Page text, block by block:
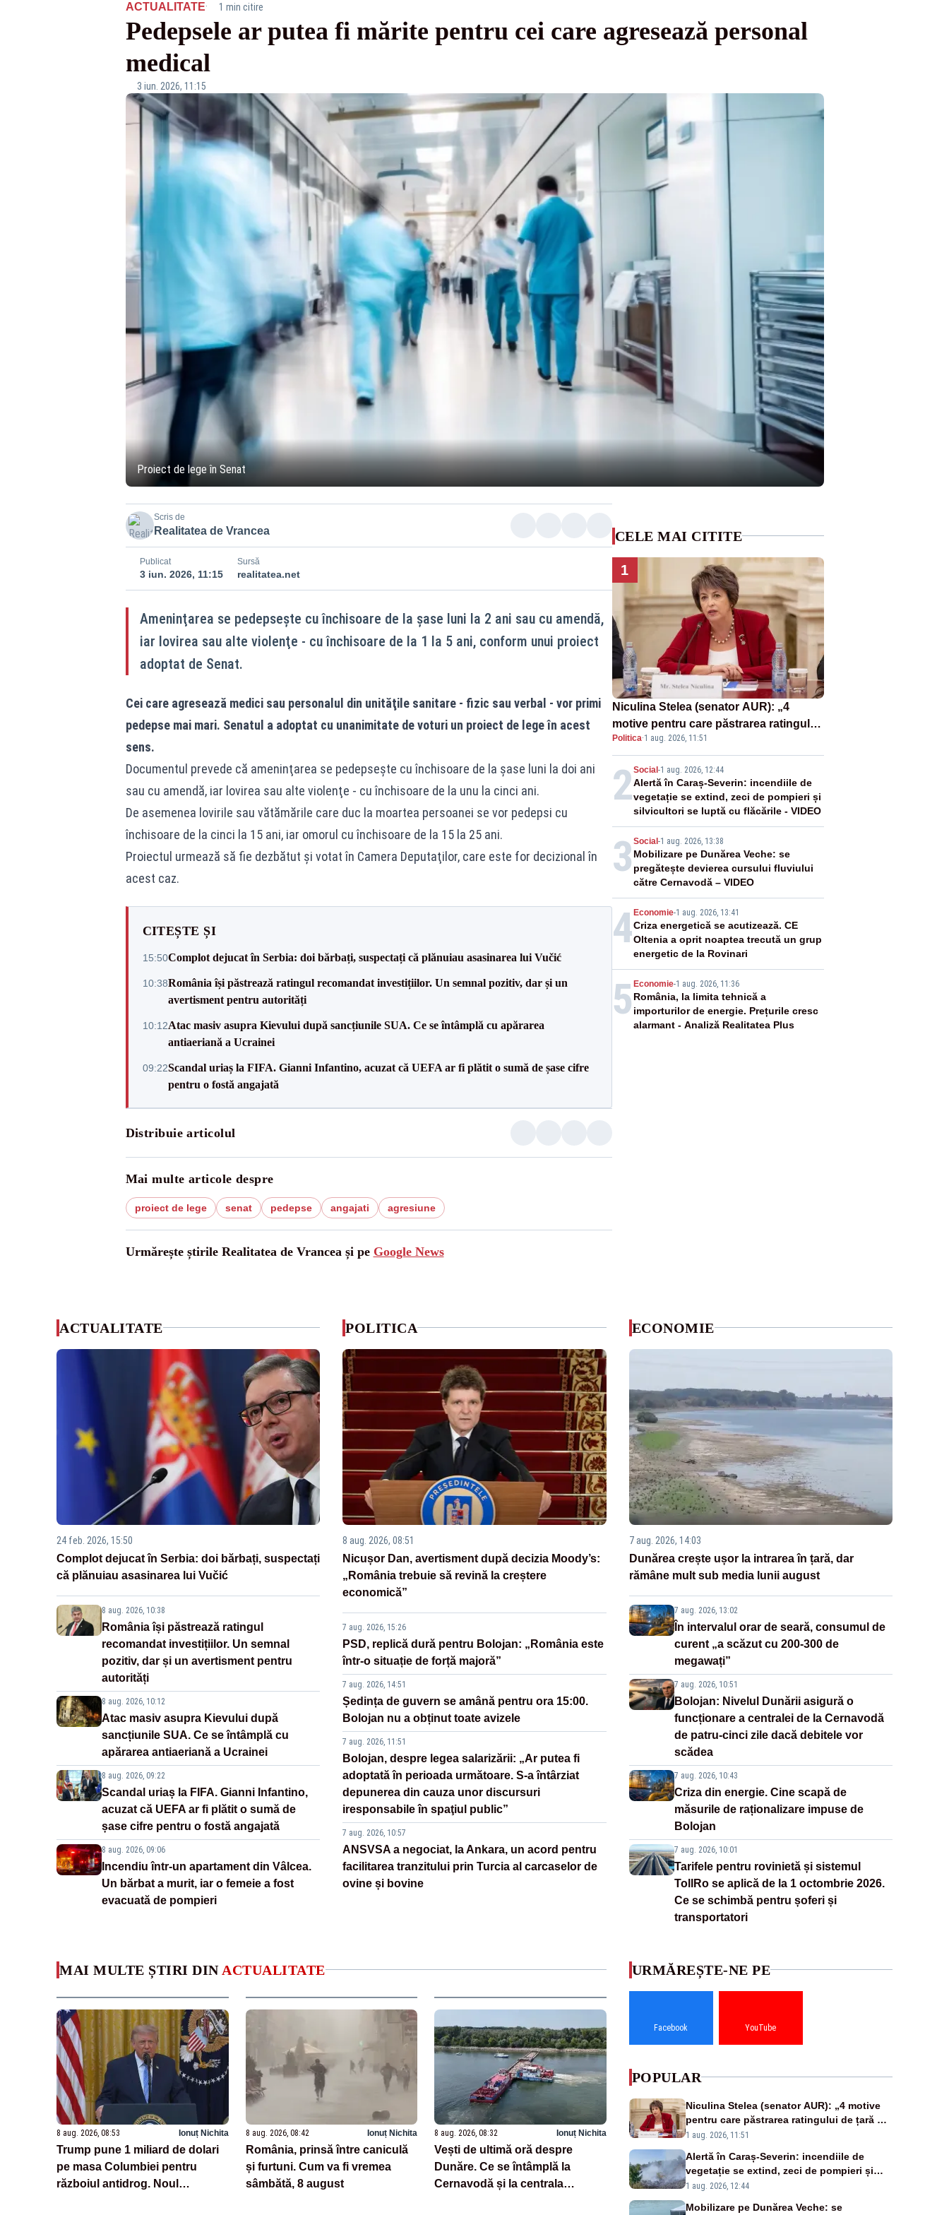
ACTUALITATE· 1 min citire
Pedepsele ar putea fi mărite pentru cei care agresează personal
medical
3 iun. 2026, 11:15
Proiect de lege în Senat
Scris de
Realitatea de Vrancea
Publicat
3 iun. 2026, 11:15
Sursă
realitatea.net
Ameninţarea se pedepseşte cu închisoare de la șase luni la 2 ani sau cu amendă,
iar lovirea sau alte violenţe - cu închisoare de la 1 la 5 ani, conform unui proiect
adoptat de Senat.
Cei care agresează medici sau personalul din unităţile sanitare - fizic sau verbal - vor primi
pedepse mai mari. Senatul a adoptat cu unanimitate de voturi un proiect de lege în acest
sens.
Documentul prevede că ameninţarea se pedepseşte cu închisoare de la șase luni la doi ani
sau cu amendă, iar lovirea sau alte violenţe - cu închisoare de la unu la cinci ani.
De asemenea lovirile sau vătămările care duc la moartea persoanei se vor pedepsi cu
închisoare de la cinci la 15 ani, iar omorul cu închisoare de la 15 la 25 ani.
Proiectul urmează să fie dezbătut şi votat în Camera Deputaţilor, care este for decizional în
acest caz.
CITEȘTE ȘI
15:50Complot dejucat în Serbia: doi bărbați, suspectați că plănuiau asasinarea lui Vučić
10:38România își păstrează ratingul recomandat investițiilor. Un semnal pozitiv, dar și un
avertisment pentru autorități
10:12Atac masiv asupra Kievului după sancțiunile SUA. Ce se întâmplă cu apărarea
antiaeriană a Ucrainei
09:22Scandal uriaș la FIFA. Gianni Infantino, acuzat că UEFA ar fi plătit o sumă de șase cifre
pentru o fostă angajată
Distribuie articolul
Mai multe articole despre
proiect de lege senat pedepse angajati agresiune
Urmărește știrile Realitatea de Vrancea și pe Google News
CELE MAI CITITE
1
Niculina Stelea (senator AUR): „4
motive pentru care păstrarea ratingului
de țară nu este o reușită pentru
Guvernul Bolojan”
Politica·1 aug. 2026, 11:51
2Social-1 aug. 2026, 12:44
Alertă în Caraș-Severin: incendiile de
vegetație se extind, zeci de pompieri și
silvicultori se luptă cu flăcările - VIDEO
3 Social-1 aug. 2026, 13:38
Mobilizare pe Dunărea Veche: se
pregătește devierea cursului fluviului
către Cernavodă – VIDEO
4Economie-1 aug. 2026, 13:41
Criza energetică se acutizează. CE
Oltenia a oprit noaptea trecută un grup
energetic de la Rovinari
5 Economie-1 aug. 2026, 11:36
România, la limita tehnică a
importurilor de energie. Prețurile cresc
alarmant - Analiză Realitatea Plus
ACTUALITATE
24 feb. 2026, 15:50
Complot dejucat în Serbia: doi bărbați, suspectați
că plănuiau asasinarea lui Vučić
8 aug. 2026, 10:38
România își păstrează ratingul
recomandat investițiilor. Un semnal
pozitiv, dar și un avertisment pentru
autorități
8 aug. 2026, 10:12
Atac masiv asupra Kievului după
sancțiunile SUA. Ce se întâmplă cu
apărarea antiaeriană a Ucrainei
8 aug. 2026, 09:22
Scandal uriaș la FIFA. Gianni Infantino,
acuzat că UEFA ar fi plătit o sumă de
șase cifre pentru o fostă angajată
8 aug. 2026, 09:06
Incendiu într-un apartament din Vâlcea.
Un bărbat a murit, iar o femeie a fost
evacuată de pompieri
POLITICA
8 aug. 2026, 08:51
Nicușor Dan, avertisment după decizia Moody’s:
„România trebuie să revină la creștere
economică”
7 aug. 2026, 15:26
PSD, replică dură pentru Bolojan: „România este
într-o situație de forță majoră”
7 aug. 2026, 14:51
Ședința de guvern se amână pentru ora 15:00.
Bolojan nu a obținut toate avizele
7 aug. 2026, 11:51
Bolojan, despre legea salarizării: „Ar putea fi
adoptată în perioada următoare. S-a întârziat
depunerea din cauza unor discursuri
iresponsabile în spaţiul public”
7 aug. 2026, 10:57
ANSVSA a negociat, la Ankara, un acord pentru
facilitarea tranzitului prin Turcia al carcaselor de
ovine și bovine
ECONOMIE
7 aug. 2026, 14:03
Dunărea crește ușor la intrarea în țară, dar
rămâne mult sub media lunii august
7 aug. 2026, 13:02
În intervalul orar de seară, consumul de
curent „a scăzut cu 200-300 de
megawați”
7 aug. 2026, 10:51
Bolojan: Nivelul Dunării asigură o
funcționare a centralei de la Cernavodă
de patru-cinci zile dacă debitele vor
scădea
7 aug. 2026, 10:43
Criza din energie. Cine scapă de
măsurile de raționalizare impuse de
Bolojan
7 aug. 2026, 10:01
Tarifele pentru rovinietă și sistemul
TollRo se aplică de la 1 octombrie 2026.
Ce se schimbă pentru șoferi și
transportatori
MAI MULTE ȘTIRI DIN ACTUALITATE
8 aug. 2026, 08:53 Ionuț Nichita
Trump pune 1 miliard de dolari
pe masa Columbiei pentru
războiul antidrog. Noul
8 aug. 2026, 08:42 Ionuț Nichita
România, prinsă între caniculă
și furtuni. Cum va fi vremea
sâmbătă, 8 august
8 aug. 2026, 08:32 Ionuț Nichita
Vești de ultimă oră despre
Dunăre. Ce se întâmplă la
Cernavodă și la centrala
URMĂREȘTE-NE PE
Facebook YouTube
POPULAR
Niculina Stelea (senator AUR): „4 motive
pentru care păstrarea ratingului de țară nu
este o reușită pentru Guvernul Bolojan”
1 aug. 2026, 11:51
Alertă în Caraș-Severin: incendiile de
vegetație se extind, zeci de pompieri și
silvicultori se luptă cu flăcările - VIDEO
1 aug. 2026, 12:44
Mobilizare pe Dunărea Veche: se